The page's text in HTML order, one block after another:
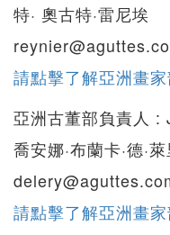
特· 奧古特·雷尼埃
請點擊了解亞洲畫
亞洲古董部負責人
喬安娜·布蘭卡·德·萊
請點擊了解亞洲畫